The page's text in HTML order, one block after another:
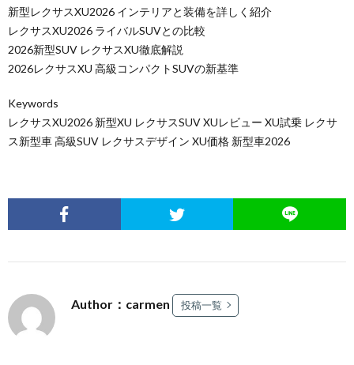
新型レクサスXU2026 インテリアと装備を詳しく紹介
レクサスXU2026 ライバルSUVとの比較
2026新型SUV レクサスXU徹底解説
2026レクサスXU 高級コンパクトSUVの新基準
Keywords
レクサスXU2026 新型XU レクサスSUV XUレビュー XU試乗 レクサ
ス新型車 高級SUV レクサスデザイン XU価格 新型車2026
Author：carmen 投稿一覧